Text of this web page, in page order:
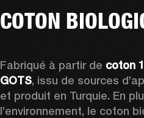
COTON
Fabriqué à partir de coton
GOTS, issu de sources
et produit en Turquie. En
l’environnement, le coton